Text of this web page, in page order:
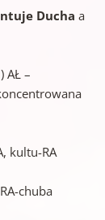
Ducha a
AŁ –
kultu-RA
chuba